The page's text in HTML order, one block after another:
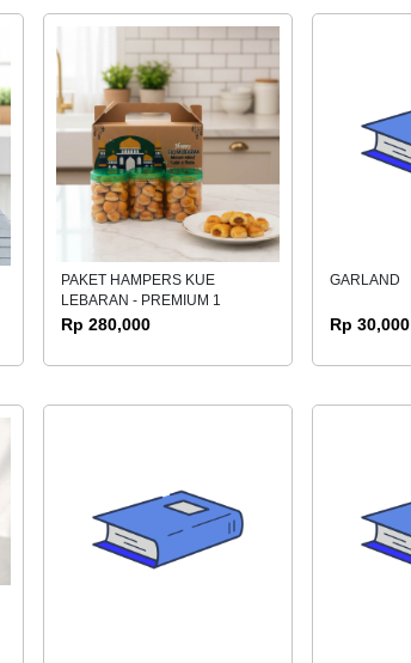
PAKET HAMPERS KUE
LEBARAN - PREMIUM 1
Rp 280,000
GARLAND
Rp 30,000